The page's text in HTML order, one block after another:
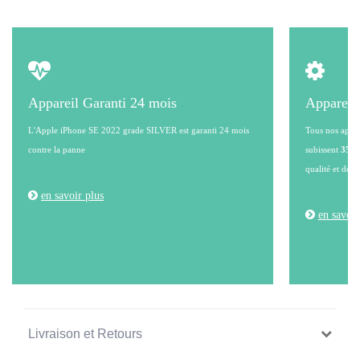
Appareil Garanti 24 mois
L'Apple iPhone SE 2022 grade SILVER est garanti 24 mois
contre la panne
en savoir plus
Appareil
Tous nos
subissent 35
qualité et de
en
Livraison et Retours